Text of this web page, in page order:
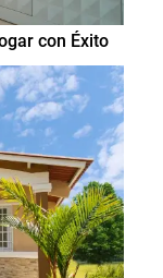
con Éxito